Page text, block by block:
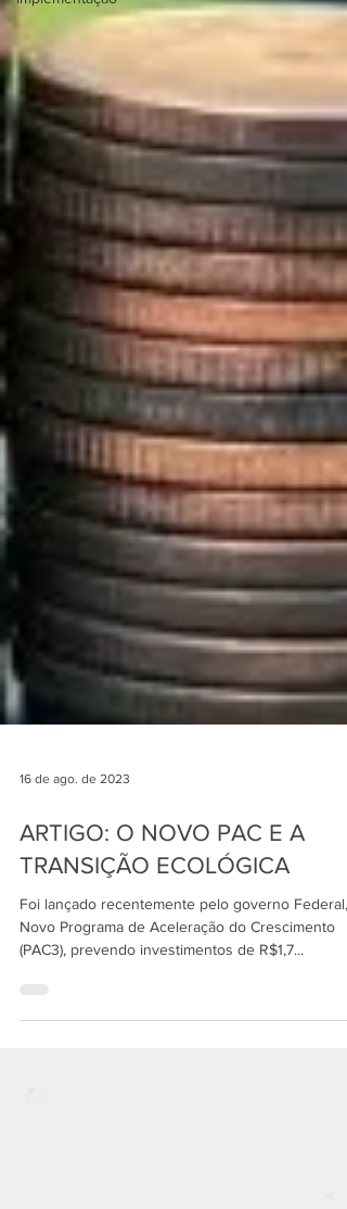
ARTIGO: O NOVO PAC E A
TRANSIÇÃO ECOLÓGICA
Foi lançado recentemente pelo governo Federal,
Novo Programa de Aceleração do Crescimento